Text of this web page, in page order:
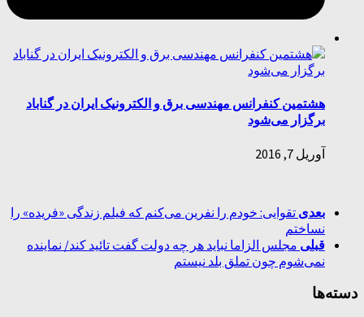
هشتمین کنفرانس مهندسی برق و الکترونیک ایران در گناباد
برگزار می‌شود
آوریل 7, 2016
بعدی تقوایی: خودم را نفرین می‌کنم که فیلم زندگی «فریده» را
نساختم
قبلی مجلس الزاما نباید هر چه دولت گفت تائید کند/ نماینده
نمی‌شوم چون تملق بلد نیستم
دسته‌ها